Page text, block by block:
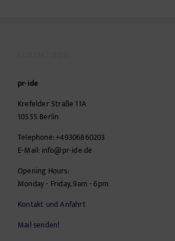
pr-ide
Krefelder Straße 11A
10555 Berlin
Telephone:+49306860203
E-Mail: info@pr-ide.de
Opening Hours:
Monday - Friday, 9am - 6pm
Kontakt und Anfahrt
Mail senden!